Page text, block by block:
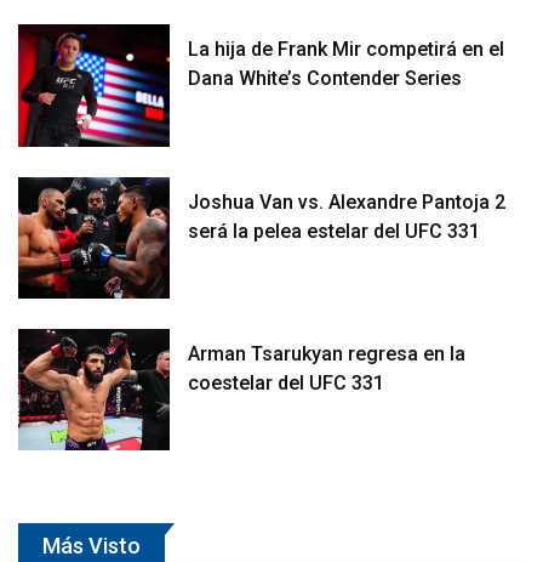
La hija de Frank Mir competirá en el
Dana White’s Contender Series
Joshua Van vs. Alexandre Pantoja 2
será la pelea estelar del UFC 331
Arman Tsarukyan regresa en la
coestelar del UFC 331
Más Visto